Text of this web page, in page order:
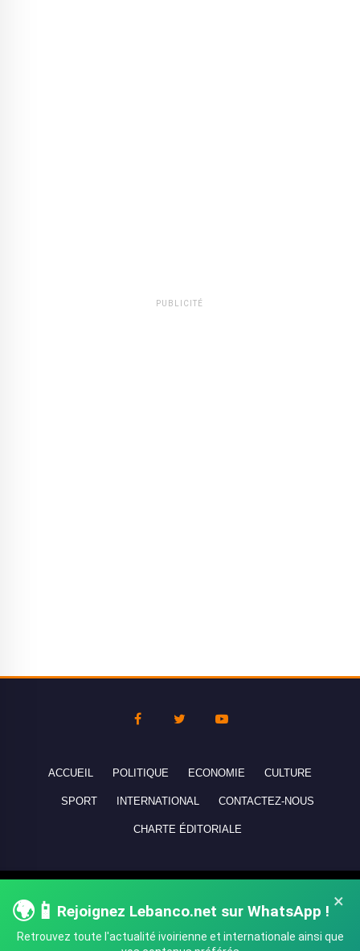
PUBLICITÉ
×
🌍📱 Rejoignez Lebanco.net sur WhatsApp !
Retrouvez toute l'actualité ivoirienne et internationale ainsi que
ACCUEIL POLITIQUE ECONOMIE CULTURE
SPORT INTERNATIONAL CONTACTEZ-NOUS
CHARTE ÉDITORIALE
réservés - All rights reserved.